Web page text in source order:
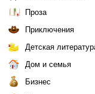
Проза
Приключения
Детская
Дом и семья
Бизнес